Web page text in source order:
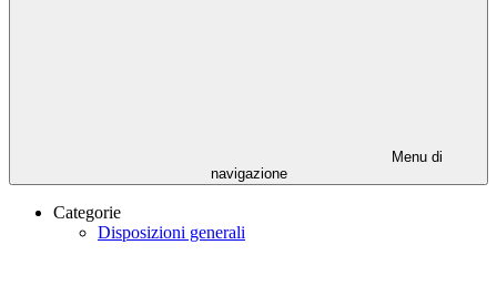
Menu di
navigazione
Categorie
Disposizioni generali